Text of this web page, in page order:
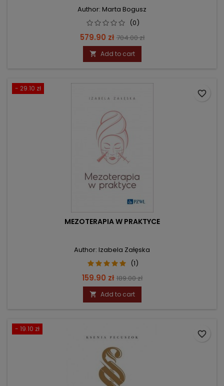
Author: Marta Bogusz
(0)
Price
579.90 zł Regular
price
704.00 zł
 Add to cart
- 29.10 zł
MEZOTERAPIA W PRAKTYCE
Author: Izabela Załęska
(1)
Price
159.90 zł Regular
price
189.00 zł
 Add to cart
favorite_border
- 19.10 zł
favorite_border